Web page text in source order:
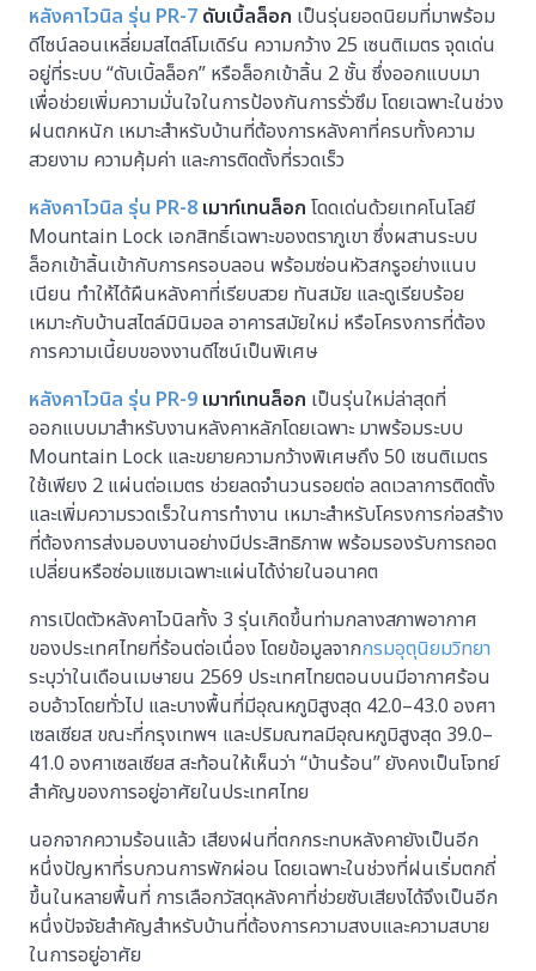
หลังคาไวนิล รุ่น PR-7 ดับเบิ้ลล็อก เป็นรุ่นยอดนิยมที่มาพร้อม
ดีไซน์ลอนเหลี่ยมสไตล์โมเดิร์น ความกว้าง 25 เซนติเมตร จุดเด่น
อยู่ที่ระบบ “ดับเบิ้ลล็อก” หรือล็อกเข้าลิ้น 2 ชั้น ซึ่งออกแบบมา
เพื่อช่วยเพิ่มความมั่นใจในการป้องกันการรั่วซึม โดยเฉพาะในช่วง
ฝนตกหนัก เหมาะสำหรับบ้านที่ต้องการหลังคาที่ครบทั้งความ
สวยงาม ความคุ้มค่า และการติดตั้งที่รวดเร็ว
หลังคาไวนิล รุ่น PR-8 เมาท์เทนล็อก โดดเด่นด้วยเทคโนโลยี
Mountain Lock เอกสิทธิ์เฉพาะของตราภูเขา ซึ่งผสานระบบ
ล็อกเข้าลิ้นเข้ากับการครอบลอน พร้อมซ่อนหัวสกรูอย่างแนบ
เนียน ทำให้ได้ผืนหลังคาที่เรียบสวย ทันสมัย และดูเรียบร้อย
เหมาะกับบ้านสไตล์มินิมอล อาคารสมัยใหม่ หรือโครงการที่ต้อง
การความเนี้ยบของงานดีไซน์เป็นพิเศษ
หลังคาไวนิล รุ่น PR-9 เมาท์เทนล็อก เป็นรุ่นใหม่ล่าสุดที่
ออกแบบมาสำหรับงานหลังคาหลักโดยเฉพาะ มาพร้อมระบบ
Mountain Lock และขยายความกว้างพิเศษถึง 50 เซนติเมตร
ใช้เพียง 2 แผ่นต่อเมตร ช่วยลดจำนวนรอยต่อ ลดเวลาการติดตั้ง
และเพิ่มความรวดเร็วในการทำงาน เหมาะสำหรับโครงการก่อสร้าง
ที่ต้องการส่งมอบงานอย่างมีประสิทธิภาพ พร้อมรองรับการถอด
เปลี่ยนหรือซ่อมแซมเฉพาะแผ่นได้ง่ายในอนาคต
การเปิดตัวหลังคาไวนิลทั้ง 3 รุ่นเกิดขึ้นท่ามกลางสภาพอากาศ
ของประเทศไทยที่ร้อนต่อเนื่อง โดยข้อมูลจากกรมอุตุนิยมวิทยา
ระบุว่าในเดือนเมษายน 2569 ประเทศไทยตอนบนมีอากาศร้อน
อบอ้าวโดยทั่วไป และบางพื้นที่มีอุณหภูมิสูงสุด 42.0–43.0 องศา
เซลเซียส ขณะที่กรุงเทพฯ และปริมณฑลมีอุณหภูมิสูงสุด 39.0–
41.0 องศาเซลเซียส สะท้อนให้เห็นว่า “บ้านร้อน” ยังคงเป็นโจทย์
สำคัญของการอยู่อาศัยในประเทศไทย
นอกจากความร้อนแล้ว เสียงฝนที่ตกกระทบหลังคายังเป็นอีก
หนึ่งปัญหาที่รบกวนการพักผ่อน โดยเฉพาะในช่วงที่ฝนเริ่มตกถี่
ขึ้นในหลายพื้นที่ การเลือกวัสดุหลังคาที่ช่วยซับเสียงได้จึงเป็นอีก
หนึ่งปัจจัยสำคัญสำหรับบ้านที่ต้องการความสงบและความสบาย
ในการอยู่อาศัย